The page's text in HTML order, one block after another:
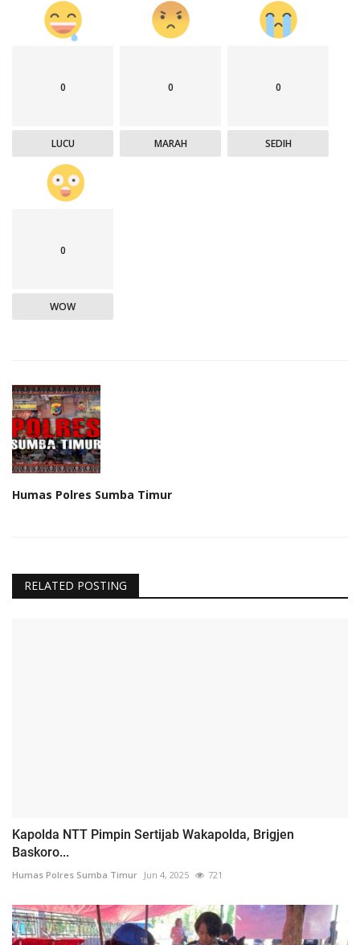
0
LUCU
0
MARAH
0
SEDIH
0
WOW
Humas Polres Sumba Timur
RELATED POSTING
Kapolda NTT Pimpin Sertijab Wakapolda, Brigjen
Baskoro...
Humas Polres Sumba Timur Jun 4, 2025 721